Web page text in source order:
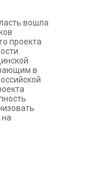
вошла
проекта
в